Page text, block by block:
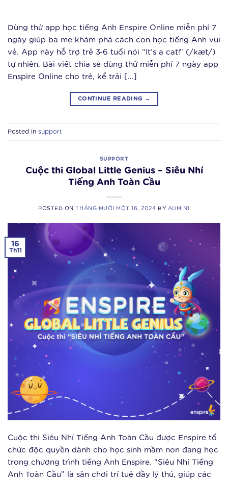
Dùng thử app học tiếng Anh Enspire Online miễn phí 7
ngày giúp ba mẹ khám phá cách con học tiếng Anh vui
vẻ. App này hỗ trợ trẻ 3-6 tuổi nói “It’s a cat!” (/kæt/)
tự nhiên. Bài viết chia sẻ dùng thử miễn phí 7 ngày app
Enspire Online cho trẻ, kể trải […]
CONTINUE READING →
Posted in support
SUPPORT
Cuộc thi Global Little Genius – Siêu Nhí
Tiếng Anh Toàn Cầu
POSTED ONTHÁNG MƯỜI MỘT 16, 2024 BY ADMIN1
16
Th11
Cuộc thi Siêu Nhí Tiếng Anh Toàn Cầu được Enspire tổ
chức độc quyền dành cho học sinh mầm non đang học
trong chương trình tiếng Anh Enspire. “Siêu Nhí Tiếng
Anh Toàn Cầu” là sân chơi trí tuệ đầy lý thú, giúp các